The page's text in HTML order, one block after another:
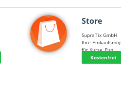
Store
SupraTix GmbH
Ihre
für Kurse, Fun…
Kostenfrei